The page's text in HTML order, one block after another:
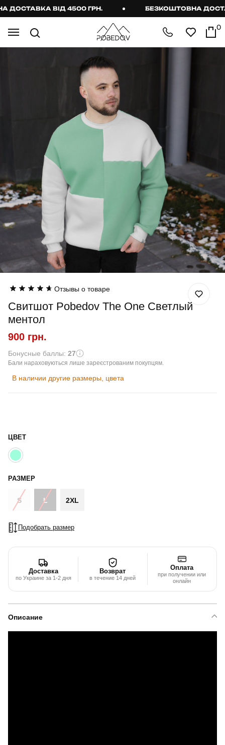
ВІД 4500 ГРН. БЕЗКОШТОВНА
0
Отзывы о товаре
Свитшот Pobedov The One Светлый
ментол
900 грн.
Бонусные баллы: 27
Бали нараховуються лише зареєстрованим покупцям.
В наличии другие размеры, цвета
ЦВЕТ
РАЗМЕР
S L 2XL
Подобрать размер
Доставка
по Украине за 1-2 дня
Возврат
в течение 14 дней
Оплата
при получении или
онлайн
Описание